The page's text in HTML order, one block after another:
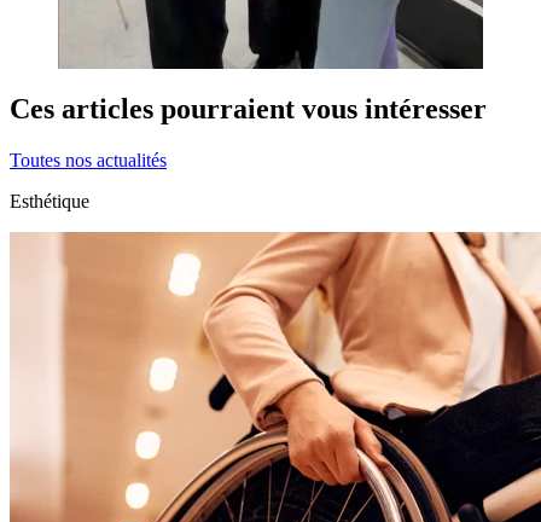
Ces articles pourraient vous intéresser
Toutes nos actualités
Esthétique